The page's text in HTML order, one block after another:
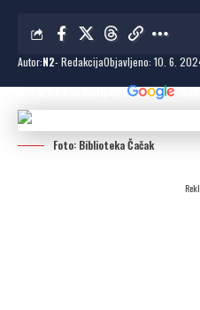
Autor:N2- RedakcijaObjavljeno: 10. 6.
Dodaj N2 kao omiljeni
Foto: Biblioteka Čačak